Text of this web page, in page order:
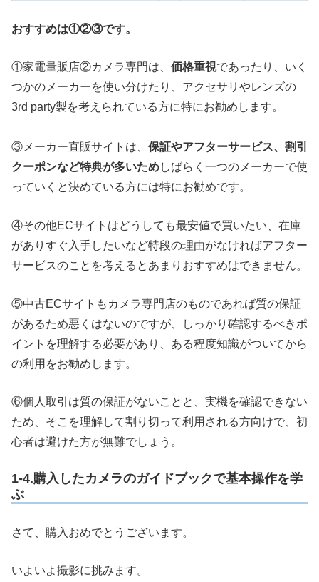
おすすめは①②③です。
①家電量販店②カメラ専門は、 価格重視であったり、いく
つかのメーカーを使い分けたり、アクセサリやレンズの
3rd party製を考えられている方に特にお勧めします。
③メーカー直販サイトは、 保証やアフターサービス、割引
クーポンなど特典が多いためしばらく一つのメーカーで使
っていくと決めている方には特にお勧めです。
④その他ECサイトはどうしても最安値で買いたい、在庫
がありすぐ入手したいなど特段の理由がなければアフター
サービスのことを考えるとあまりおすすめはできません。
⑤中古ECサイトもカメラ専門店のものであれば質の保証
があるため悪くはないのですが、しっかり確認するべきポ
イントを理解する必要があり、ある程度知識がついてから
の利用をお勧めします。
⑥個人取引は質の保証がないことと、実機を確認できない
ため、そこを理解して割り切って利用される方向けで、初
心者は避けた方が無難でしょう。
1-4.購入したカメラのガイドブックで基本操作を学
ぶ
さて、購入おめでとうございます。
いよいよ撮影に挑みます。